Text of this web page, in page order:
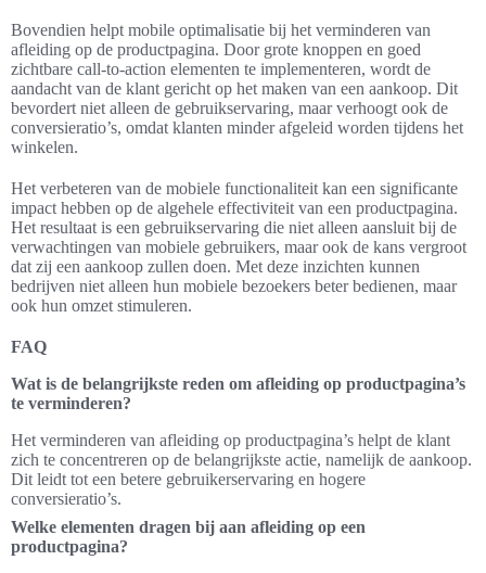
Bovendien helpt mobile optimalisatie bij het verminderen van
afleiding op de productpagina. Door grote knoppen en goed
zichtbare call-to-action elementen te implementeren, wordt de
aandacht van de klant gericht op het maken van een aankoop. Dit
bevordert niet alleen de gebruikservaring, maar verhoogt ook de
conversieratio’s, omdat klanten minder afgeleid worden tijdens het
winkelen.
Het verbeteren van de mobiele functionaliteit kan een significante
impact hebben op de algehele effectiviteit van een productpagina.
Het resultaat is een gebruikservaring die niet alleen aansluit bij de
verwachtingen van mobiele gebruikers, maar ook de kans vergroot
dat zij een aankoop zullen doen. Met deze inzichten kunnen
bedrijven niet alleen hun mobiele bezoekers beter bedienen, maar
ook hun omzet stimuleren.
FAQ
Wat is de belangrijkste reden om afleiding op productpagina’s
te verminderen?
Het verminderen van afleiding op productpagina’s helpt de klant
zich te concentreren op de belangrijkste actie, namelijk de aankoop.
Dit leidt tot een betere gebruikerservaring en hogere
conversieratio’s.
Welke elementen dragen bij aan afleiding op een
productpagina?